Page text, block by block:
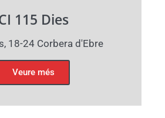
115 Dies
18-24 Corbera d'Ebre
Veure més